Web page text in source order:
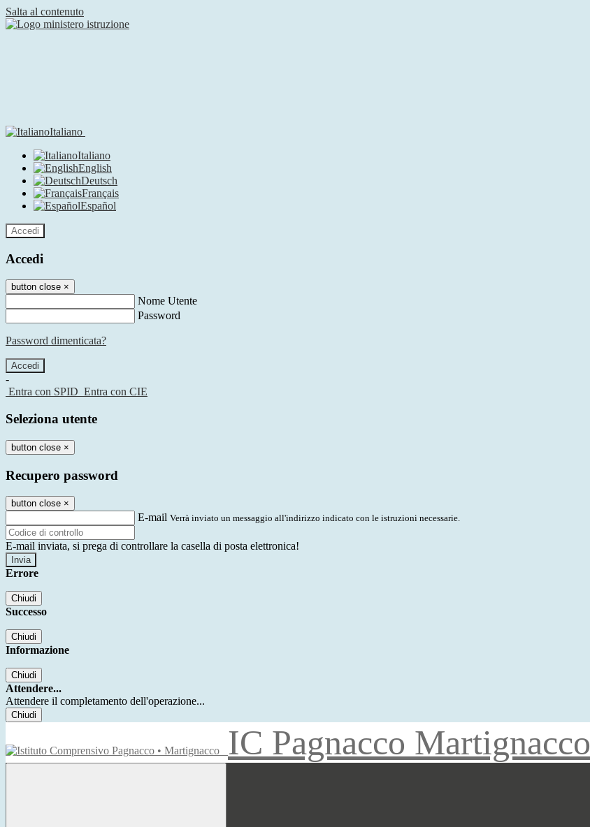
Salta al contenuto
Italiano
Italiano
English
Deutsch
Français
Español
Accedi
Accedi
button close ×
Nome Utente
Password
Password dimenticata?
-
Entra con SPID Entra con CIE
Seleziona utente
button close ×
Recupero password
button close ×
E-mail Verrà inviato un messaggio all'indirizzo indicato con le istruzioni necessarie.
E-mail inviata, si prega di controllare la casella di posta elettronica!
Errore
Chiudi
Successo
Chiudi
Informazione
Chiudi
Attendere...
Attendere il completamento dell'operazione...
Chiudi
IC Pagnacco Martignacco